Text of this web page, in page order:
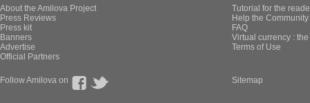
About the Amilova Project
Press Reviews
Press kit
Banners
Advertise
Official Partners
Tutorial for the
Help the
FAQ
Virtual currency :
Terms of Use
Follow Amilova on Sitemap